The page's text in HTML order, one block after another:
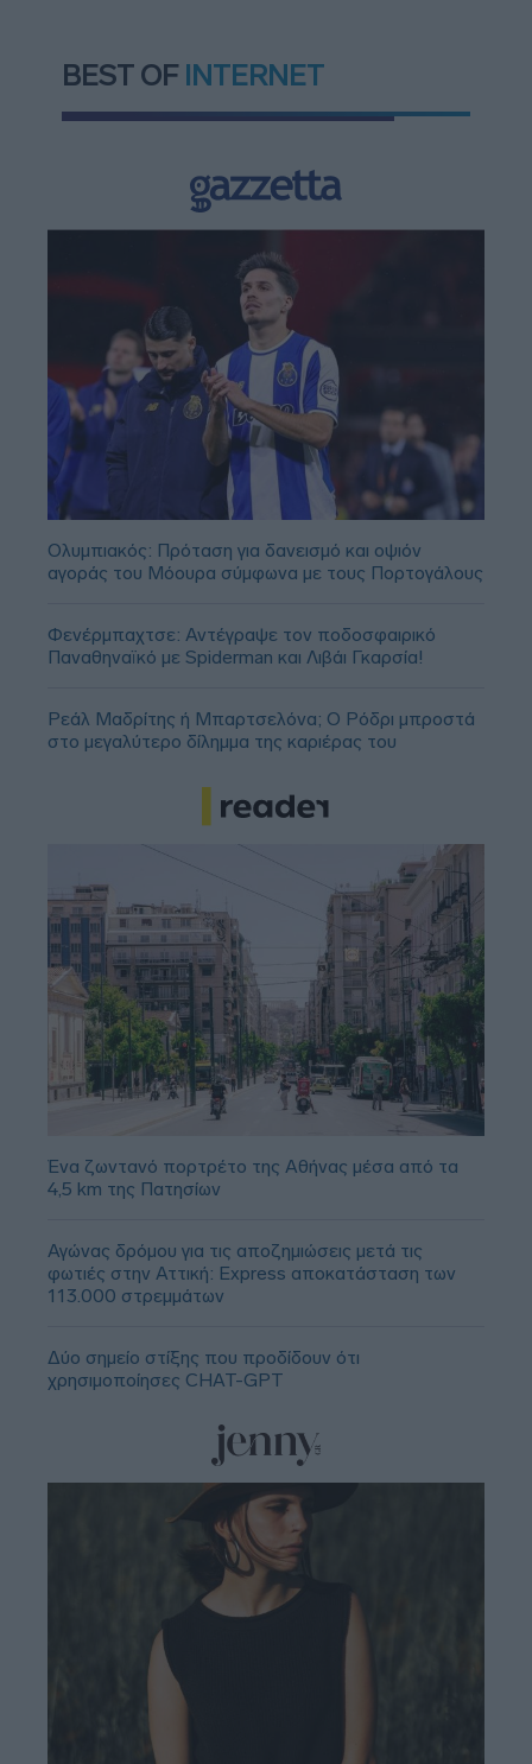
BEST OF INTERNET
Ολυμπιακός: Πρόταση για δανεισμό και οψιόν
αγοράς του Μόουρα σύμφωνα με τους Πορτογάλους
Φενέρμπαχτσε: Αντέγραψε τον ποδοσφαιρικό
Παναθηναϊκό με Spiderman και Λιβάι Γκαρσία!
Ρεάλ Μαδρίτης ή Μπαρτσελόνα; Ο Ρόδρι μπροστά
στο μεγαλύτερο δίλημμα της καριέρας του
Ένα ζωντανό πορτρέτο της Αθήνας μέσα από τα
4,5 km της Πατησίων
Αγώνας δρόμου για τις αποζημιώσεις μετά τις
φωτιές στην Αττική: Express αποκατάσταση των
113.000 στρεμμάτων
Δύο σημείο στίξης που προδίδουν ότι
χρησιμοποίησες CHAT-GPT